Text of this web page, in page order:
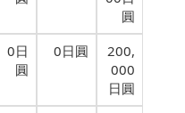
圓
0日
圓
0日圓
200,
000
日圓